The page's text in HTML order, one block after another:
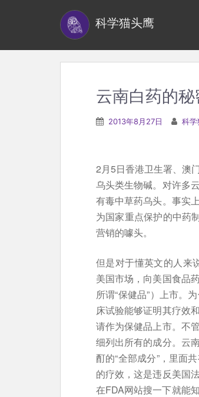
科学猫头鹰
云南白药的秘
2013年8月27日 科学
2月5日香港卫生署、澳
乌头类生物碱。对许多
有毒中草药乌头。事实
为国家重点保护的中药
营销的噱头。
但是对于懂英文的人来
美国市场，向美国食品
所谓“保健品”）上市。
床试验能够证明其疗效
请作为保健品上市。不
细列出所有的成分。云
酊的“全部成分”，里面
的疗效，这是违反美国
在FDA网站搜一下就能